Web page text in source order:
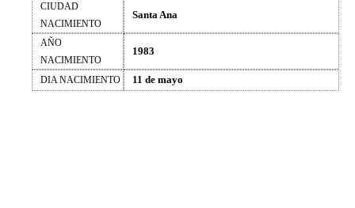
CIUDAD
NACIMIENTO
Santa Ana
AÑO
NACIMIENTO
1983
DIA NACIMIENTO 11 de mayo